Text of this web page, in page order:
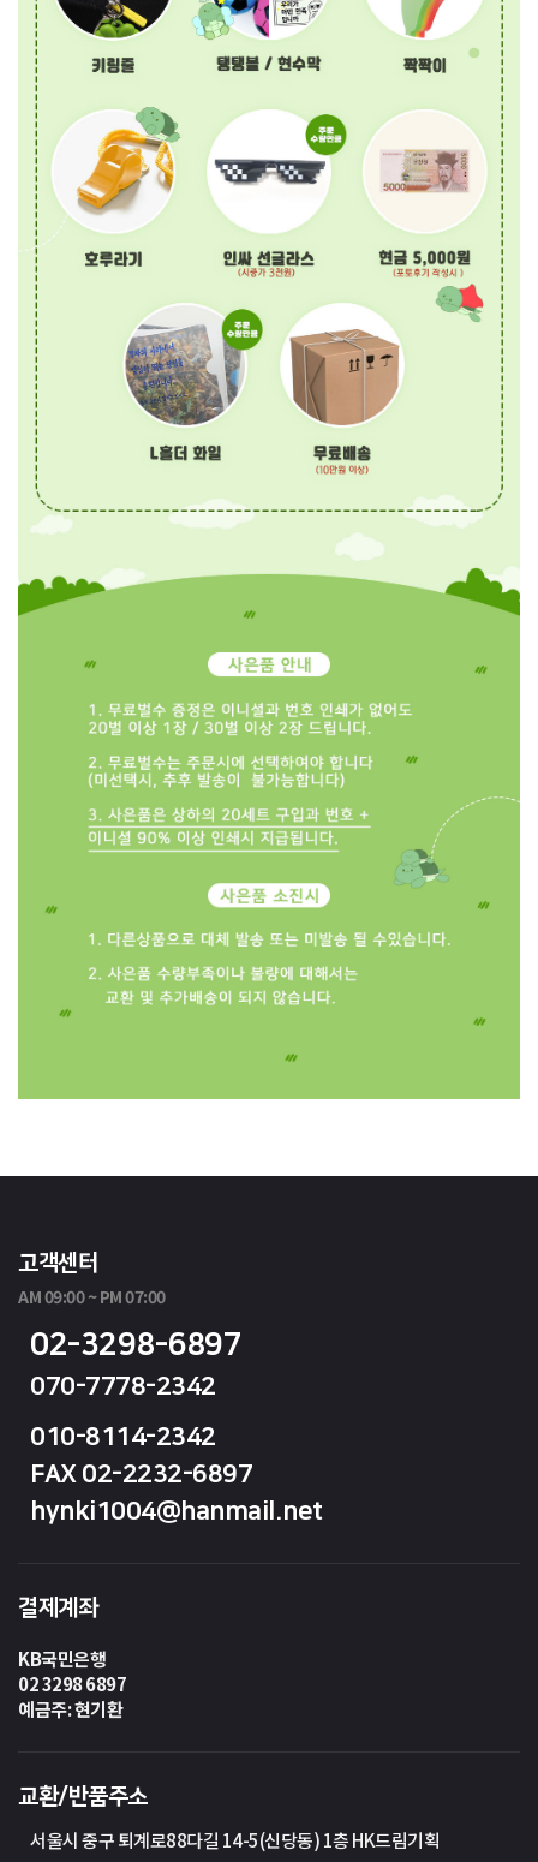
고객센터
AM 09:00 ~ PM 07:00
02-3298-6897
070-7778-2342
010-8114-2342
FAX 02-2232-6897
hynki1004@hanmail.net
결제계좌
KB국민은행
02 3298 6897
예금주: 현기환
교환/반품주소
서울시 중구 퇴계로88다길 14-5(신당동) 1층 HK드림기획